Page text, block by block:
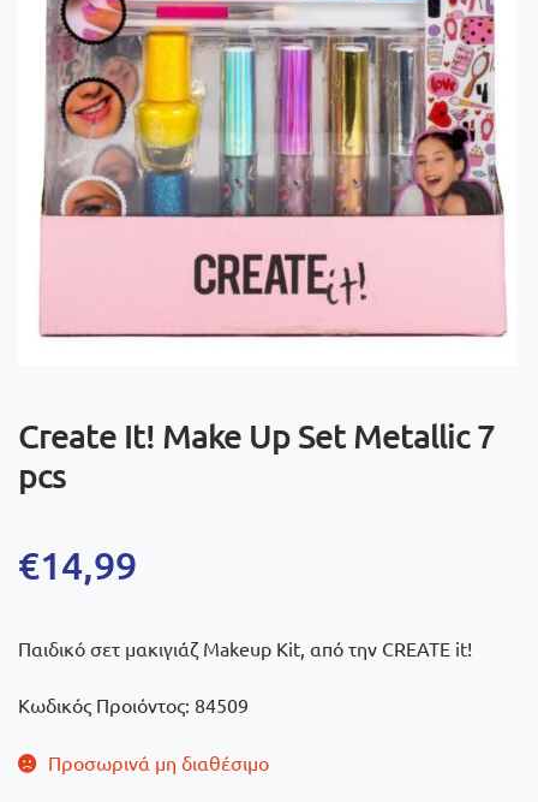
Create It! Make Up Set Metallic 7
pcs
€14,99
Παιδικό σετ μακιγιάζ Makeup Kit, από την CREATE it!
Κωδικός Προιόντος: 84509
Προσωρινά μη διαθέσιμο